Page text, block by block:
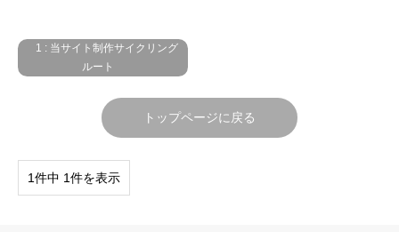
1 : 当サイト制作サイクリング
ルート
トップページに戻る
1件中 1件を表示